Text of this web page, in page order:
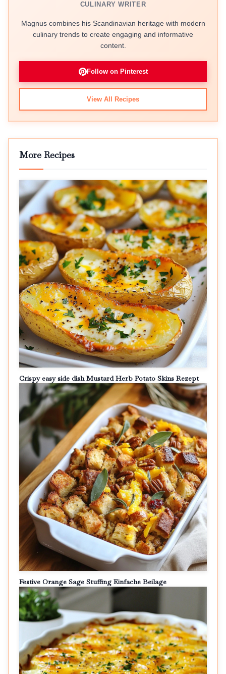
CULINARY WRITER
Magnus combines his Scandinavian heritage with modern
culinary trends to create engaging and informative
content.
Follow on Pinterest
View All Recipes
More Recipes
Crispy easy side dish Mustard Herb Potato Skins Rezept
Festive Orange Sage Stuffing Einfache Beilage